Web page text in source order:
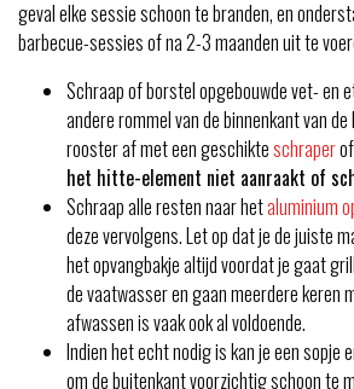
geval elke sessie schoon te branden, en
barbecue-sessies of na 2-3 maanden uit te
Schraap of borstel opgebouwde vet- en
andere rommel van de binnenkant van
rooster af met een geschikteschraperof
het hitte-element niet aanraakt of
Schraap alle resten naar hetaluminium
deze vervolgens. Let op dat je de juiste
het opvangbakje altijd voordat je gaat
de vaatwasser en gaan meerdere keren
afwassen is vaak ook al voldoende.
Indien het echt nodig is kan je een sopje
om de buitenkant voorzichtig schoon te